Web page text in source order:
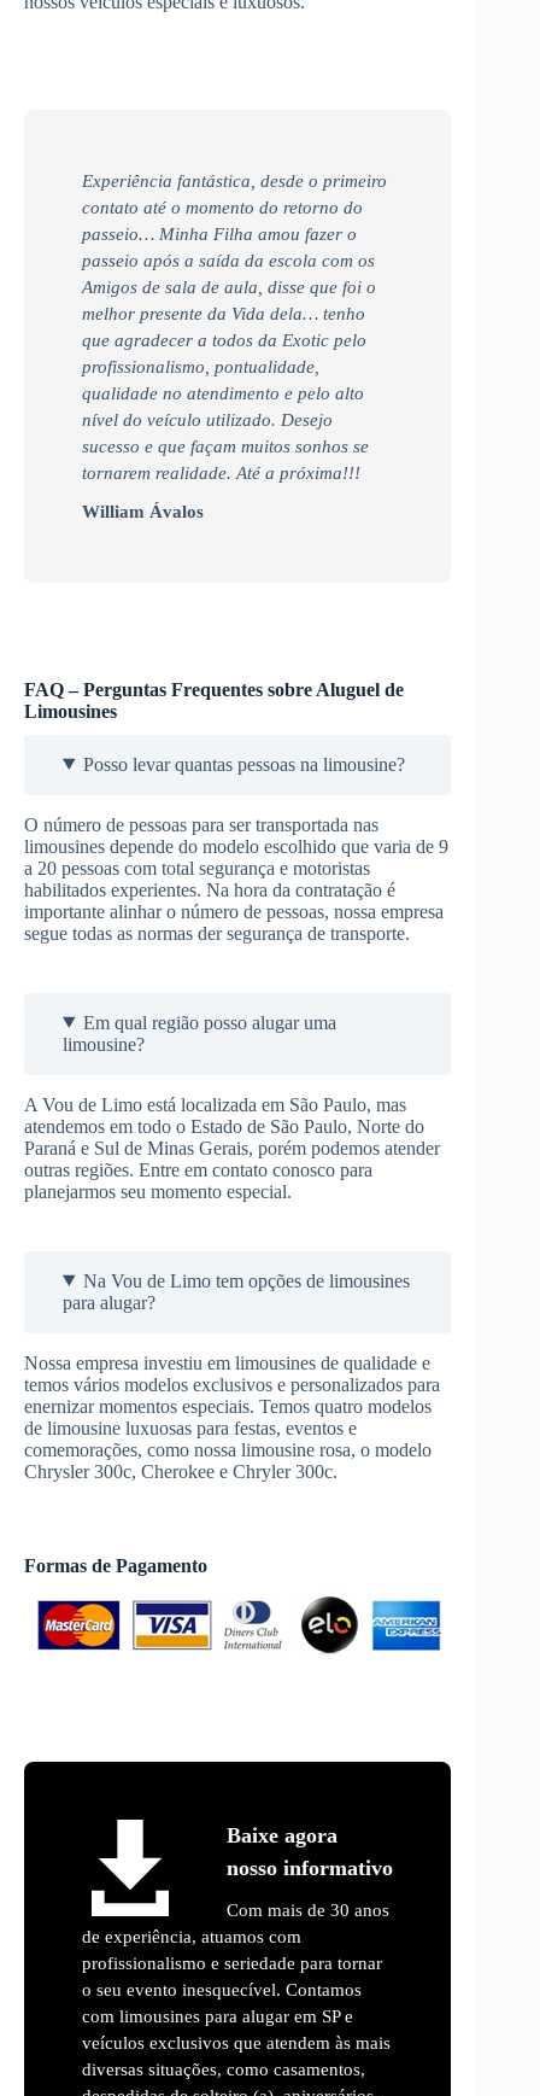
Experiência fantástica, desde o primeiro
contato até o momento do retorno do
passeio… Minha Filha amou fazer o
passeio após a saída da escola com os
Amigos de sala de aula, disse que foi o
melhor presente da Vida dela… tenho
que agradecer a todos da Exotic pelo
profissionalismo, pontualidade,
qualidade no atendimento e pelo alto
nível do veículo utilizado. Desejo
sucesso e que façam muitos sonhos se
tornarem realidade. Até a próxima!!!
William Ávalos
FAQ – Perguntas Frequentes sobre Aluguel de
Limousines
Posso levar quantas pessoas na limousine?
O número de pessoas para ser transportada nas
limousines depende do modelo escolhido que varia de 9
a 20 pessoas com total segurança e motoristas
habilitados experientes. Na hora da contratação é
importante alinhar o número de pessoas, nossa empresa
segue todas as normas der segurança de transporte.
Em qual região posso alugar uma
limousine?
A Vou de Limo está localizada em São Paulo, mas
atendemos em todo o Estado de São Paulo, Norte do
Paraná e Sul de Minas Gerais, porém podemos atender
outras regiões. Entre em contato conosco para
planejarmos seu momento especial.
Na Vou de Limo tem opções de limousines
para alugar?
Nossa empresa investiu em limousines de qualidade e
temos vários modelos exclusivos e personalizados para
enernizar momentos especiais. Temos quatro modelos
de limousine luxuosas para festas, eventos e
comemorações, como nossa limousine rosa, o modelo
Chrysler 300c, Cherokee e Chryler 300c.
Formas de Pagamento
Baixe agora
nosso informativo
Com mais de 30 anos
de experiência, atuamos com
profissionalismo e seriedade para tornar
o seu evento inesquecível. Contamos
com limousines para alugar em SP e
veículos exclusivos que atendem às mais
diversas situações, como casamentos,